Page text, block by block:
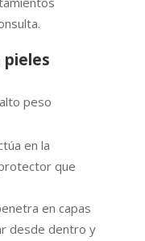
peso
en la
que
en capas
desde dentro y